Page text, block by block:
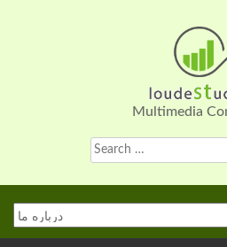
Multimedia
Search
for: